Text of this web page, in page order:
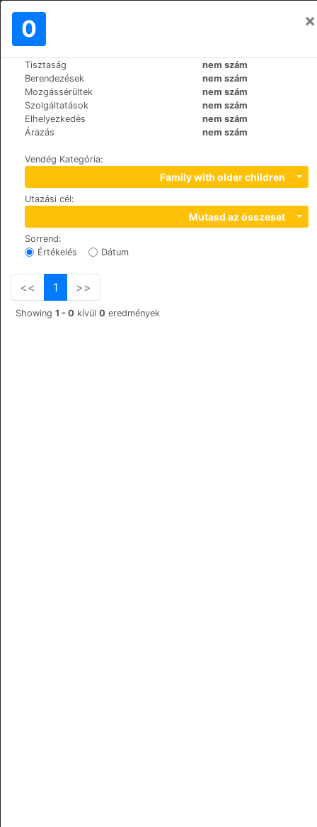
0 ×
Tisztaság
nem szám
Berendezések
nem szám
Mozgássérültek
nem szám
Szolgáltatások
nem szám
Elhelyezkedés
nem szám
Árazás
nem szám
Vendég Kategória:
Family with older children
Utazási cél:
Mutasd az összeset
Sorrend:
Értékelés
Dátum
<< 1 >>
Showing 1 - 0 kívül 0 eredmények
Világ>Spain
Mon Port Hotel & Spa
+34 971 238623
c/Cala d'Egos, Finca La Noria, 07157